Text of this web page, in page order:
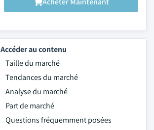
Accéder au contenu
Taille du marché
Tendances du marché
Analyse du marché
Part de marché
Questions fréquemment posées